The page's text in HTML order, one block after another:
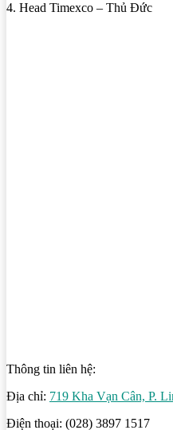
4. Head Timexco – Thủ Đức
Thông tin liên hệ:
Địa chỉ: 719 Kha Vạn Cân, P.
Điện thoại: (028) 3897 1517